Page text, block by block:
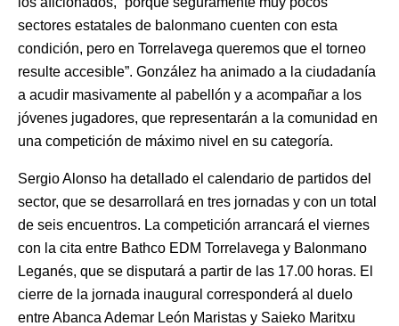
sectores estatales de balonmano cuenten con esta
condición, pero en Torrelavega queremos que el torneo
resulte accesible”. González ha animado a la ciudadanía
a acudir masivamente al pabellón y a acompañar a los
jóvenes jugadores, que representarán a la comunidad en
una competición de máximo nivel en su categoría.
Sergio Alonso ha detallado el calendario de partidos del
sector, que se desarrollará en tres jornadas y con un total
de seis encuentros. La competición arrancará el viernes
con la cita entre Bathco EDM Torrelavega y Balonmano
Leganés, que se disputará a partir de las 17.00 horas. El
cierre de la jornada inaugural corresponderá al duelo
entre Abanca Ademar León Maristas y Saieko Maritxu